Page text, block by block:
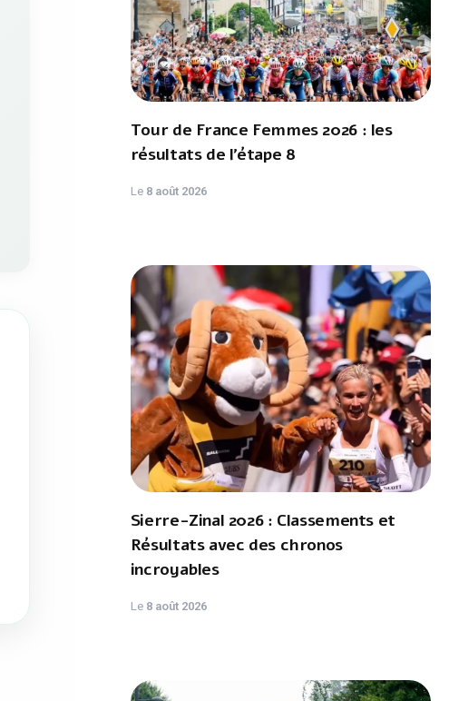
Tour de France Femmes 2026 : les
résultats de l’étape 8
Le 8 août 2026
Sierre-Zinal 2026 : Classements et
Résultats avec des chronos
incroyables
Le 8 août 2026